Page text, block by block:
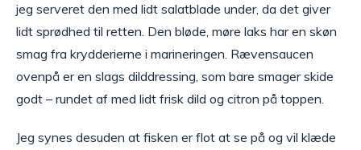
jeg serveret den med lidt salatblade under, da det giver
lidt sprødhed til retten. Den bløde, møre laks har en skøn
smag fra krydderierne i marineringen. Rævensaucen
ovenpå er en slags dilddressing, som bare smager skide
godt – rundet af med lidt frisk dild og citron på toppen.
Jeg synes desuden at fisken er flot at se på og vil klæde